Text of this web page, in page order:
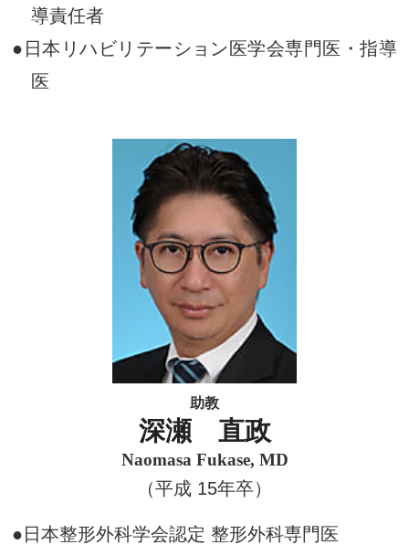
導責任者
●日本リハビリテーション医学会専門医・指導
医
助教
深瀬 直政
Naomasa Fukase, MD
（平成 15年卒）
●日本整形外科学会認定 整形外科専門医